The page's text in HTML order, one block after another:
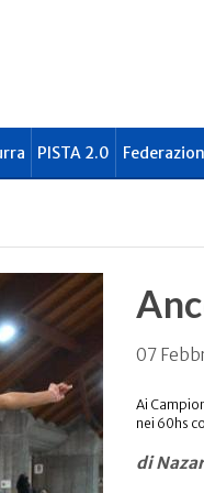
PISTA 2.0
07
Ai
nei 60hs
di